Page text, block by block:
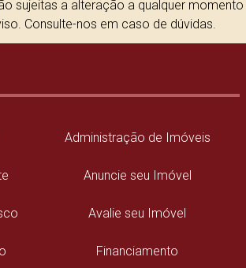
sujeitas a alteração a qualquer momento
Consulte-nos em caso de dúvidas.
Administração de Imóveis
Anuncie seu Imóvel
Avalie seu Imóvel
Financiamento